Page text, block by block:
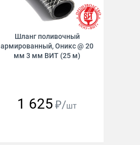
Шланг поливочный
армированный, Оникс @ 20
мм 3 мм ВИТ (25 м)
1 625 ₽/шт